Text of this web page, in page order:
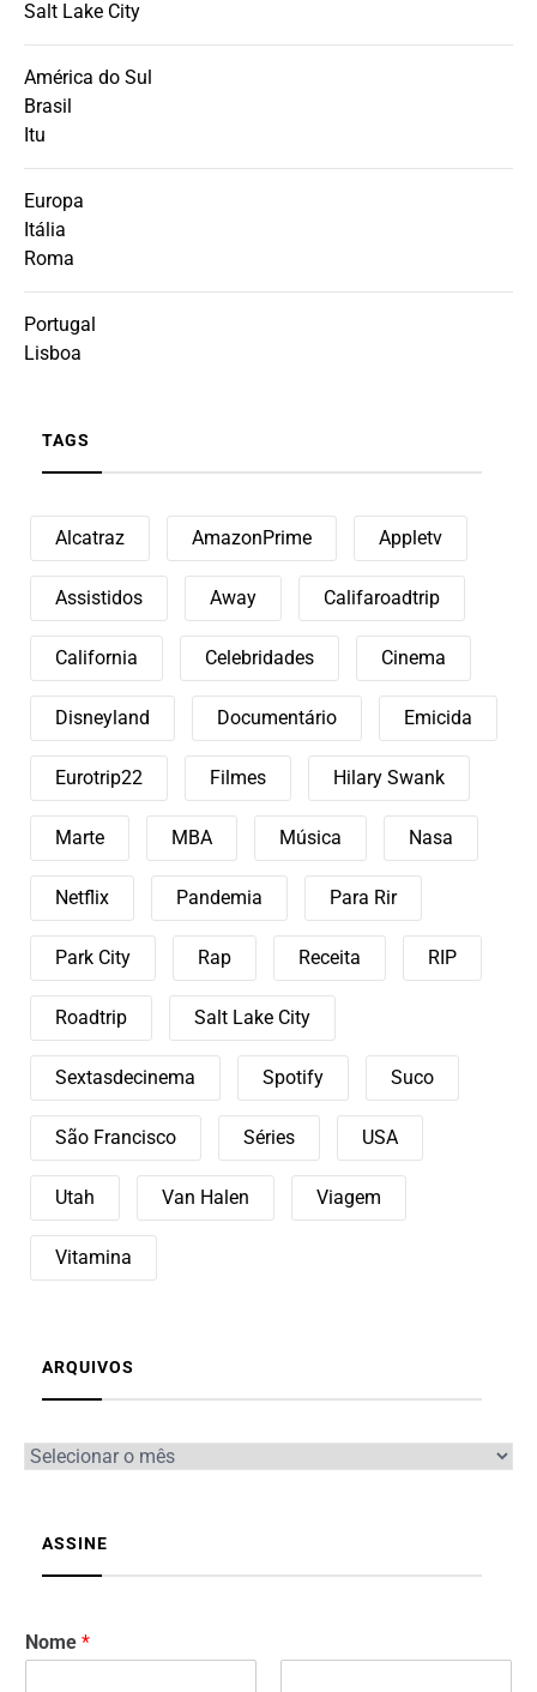
Salt Lake City
América do Sul
Brasil
Itu
Europa
Itália
Roma
Portugal
Lisboa
TAGS
Alcatraz AmazonPrime Appletv
Assistidos Away Califaroadtrip
California Celebridades Cinema
Disneyland Documentário Emicida
Eurotrip22 Filmes Hilary Swank
Marte MBA Música Nasa
Netflix Pandemia Para Rir
Park City Rap Receita RIP
Roadtrip Salt Lake City
Sextasdecinema Spotify Suco
São Francisco Séries USA
Utah Van Halen Viagem
Vitamina
ARQUIVOS
ASSINE
Nome *